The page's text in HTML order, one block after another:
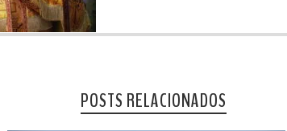
POSTS RELACIONADOS